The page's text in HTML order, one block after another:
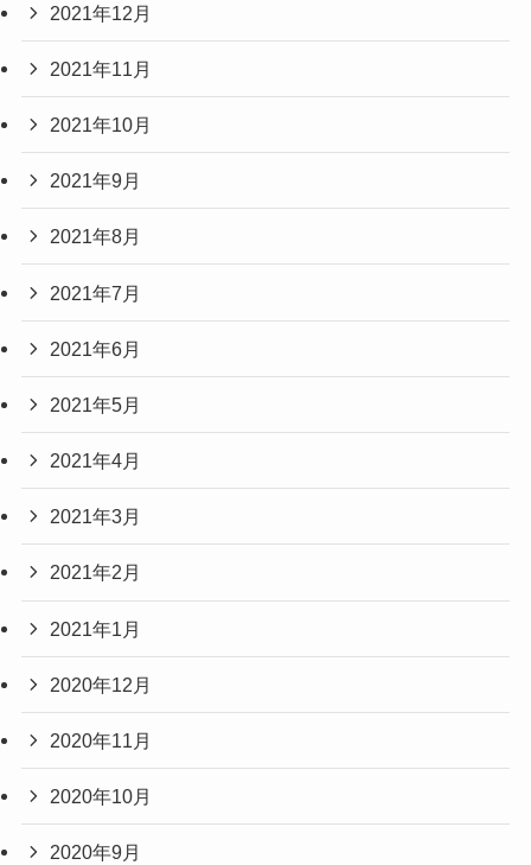
2021年12月
2021年11月
2021年10月
2021年9月
2021年8月
2021年7月
2021年6月
2021年5月
2021年4月
2021年3月
2021年2月
2021年1月
2020年12月
2020年11月
2020年10月
2020年9月